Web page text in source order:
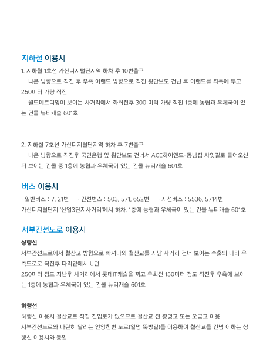
1. 지하철 1호선 가산디지털단지역 하차 후 10번출구
나온 방향으로 직진 후 우측 이랜드 방향으로 직진 횡단보도 건넌 후 이랜드를 좌측에 두고
250미터 가량 직진
월드메르디앙이 보이는 사거리에서 좌회전후 300 미터 가량 직진 1층에 농협과 우체국이 있
는 건물 뉴티캐슬 601호
2. 지하철 7호선 가산디지털단지역 하차 후 7번출구
나온 방향으로 직진후 국민은행 앞 횡단보도 건너서 ACE하이엔드-동남집 사잇길로 들어오신
뒤 보이는 건물 중 1층에 농협과 우체국이 있는 건물 뉴티캐슬 601호
· 일반버스 : 7, 21번 · 간선번스 : 503, 571, 652번 · 지선버스 : 5536, 5714번
가산디지털단지 '산업3단지사거리'에서 하차, 1층에 농협과 우체국이 있는 건물 뉴티캐슬 601호
상행선
서부간선도로에서 철산교 방향으로 빠져나와 철산교를 지남 사거리 건너 보이는 수출의 다리 우
측도로로 직진후 다리밑에서 U턴
250미터 정도 지난후 사거리에서 롯데IT캐슬을 끼고 우회전 150미터 정도 직진후 우측에 보이
는 1층에 농협과 우체국이 있는 건물 뉴티캐슬 601호
하행선
하행선 이용시 철산교로 직접 진입로가 없으므로 철산교 전 광명교 또는 오금교 이용
서부간선도로와 나란히 달리는 안양천변 도로(일명 뚝방길)를 이용하여 철산교를 건넘 이하는 상
행선 이용시와 동일